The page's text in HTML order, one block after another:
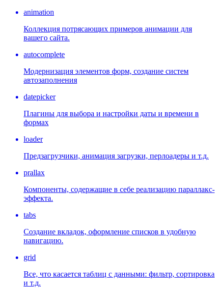
animation
Коллекция потрясающих примеров анимации для
вашего сайта.
autocomplete
Модернизация элементов форм, создание систем
автозаполнения
datepicker
Плагины для выбора и настройки даты и времени в
формах
loader
Предзагрузчики, анимация загрузки, перлоадеры и т.д.
prallax
Компоненты, содержащие в себе реализацию параллакс-
эффекта.
tabs
Создание вкладок, оформление списков в удобную
навигацию.
grid
Все, что касается таблиц с данными: фильтр, сортировка
и т.д.